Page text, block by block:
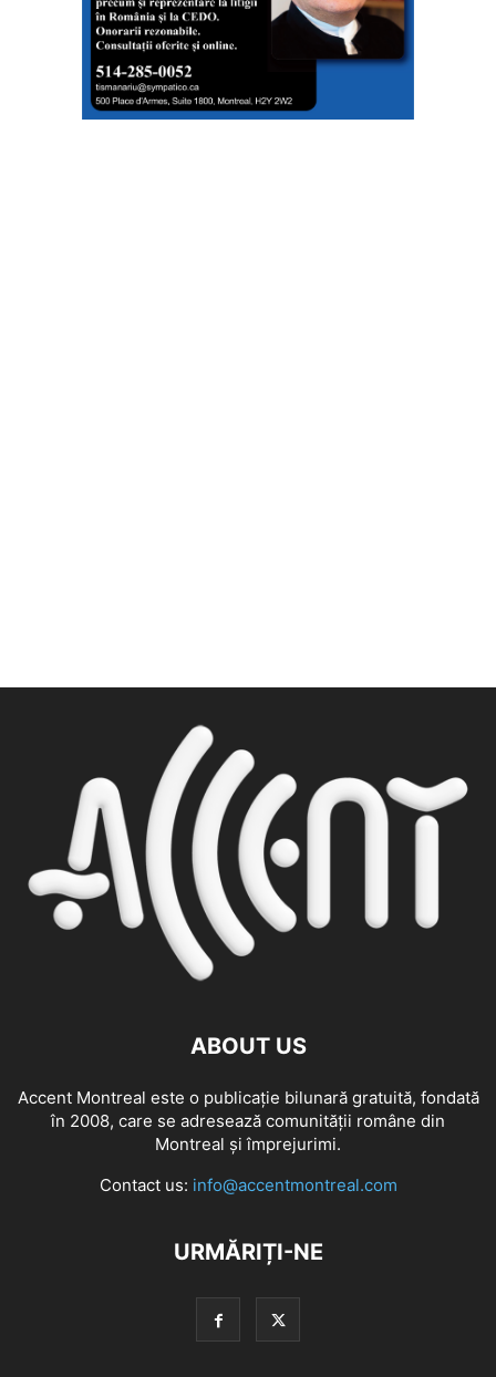
ABOUT US
Accent Montreal este o publicație bilunară gratuită, fondată
în 2008, care se adresează comunităţii române din
Montreal şi împrejurimi.
Contact us: info@accentmontreal.com
URMĂRIȚI-NE